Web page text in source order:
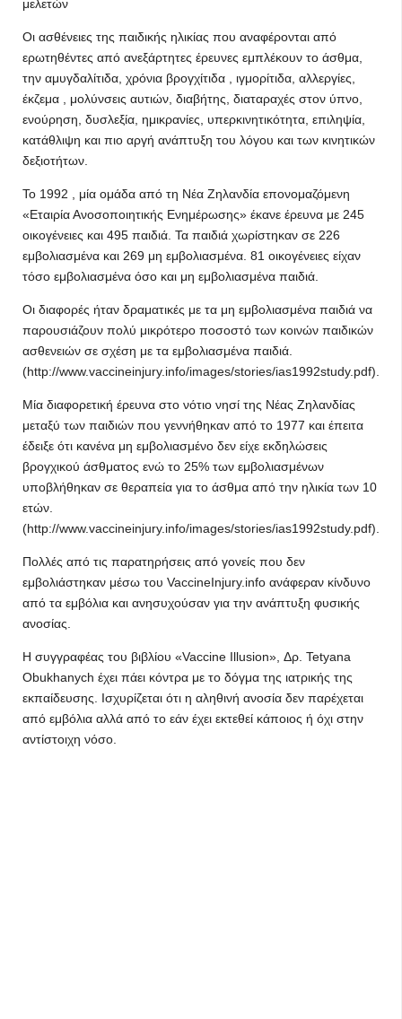
μελετών
Οι ασθένειες της παιδικής ηλικίας που αναφέρονται από
ερωτηθέντες από ανεξάρτητες έρευνες εμπλέκουν το άσθμα,
την αμυγδαλίτιδα, χρόνια βρογχίτιδα , ιγμορίτιδα, αλλεργίες,
έκζεμα , μολύνσεις αυτιών, διαβήτης, διαταραχές στον ύπνο,
ενούρηση, δυσλεξία, ημικρανίες, υπερκινητικότητα, επιληψία,
κατάθλιψη και πιο αργή ανάπτυξη του λόγου και των κινητικών
δεξιοτήτων.
Το 1992 , μία ομάδα από τη Νέα Ζηλανδία επονομαζόμενη
«Εταιρία Ανοσοποιητικής Ενημέρωσης» έκανε έρευνα με 245
οικογένειες και 495 παιδιά. Τα παιδιά χωρίστηκαν σε 226
εμβολιασμένα και 269 μη εμβολιασμένα. 81 οικογένειες είχαν
τόσο εμβολιασμένα όσο και μη εμβολιασμένα παιδιά.
Οι διαφορές ήταν δραματικές με τα μη εμβολιασμένα παιδιά να
παρουσιάζουν πολύ μικρότερο ποσοστό των κοινών παιδικών
ασθενειών σε σχέση με τα εμβολιασμένα παιδιά.
(http://www.vaccineinjury.info/images/stories/ias1992study.pdf).
Μία διαφορετική έρευνα στο νότιο νησί της Νέας Ζηλανδίας
μεταξύ των παιδιών που γεννήθηκαν από το 1977 και έπειτα
έδειξε ότι κανένα μη εμβολιασμένο δεν είχε εκδηλώσεις
βρογχικού άσθματος ενώ το 25% των εμβολιασμένων
υποβλήθηκαν σε θεραπεία για το άσθμα από την ηλικία των 10
ετών.
(http://www.vaccineinjury.info/images/stories/ias1992study.pdf).
Πολλές από τις παρατηρήσεις από γονείς που δεν
εμβολιάστηκαν μέσω του VaccineInjury.info ανάφεραν κίνδυνο
από τα εμβόλια και ανησυχούσαν για την ανάπτυξη φυσικής
ανοσίας.
Η συγγραφέας του βιβλίου «Vaccine Illusion», Δρ. Tetyana
Obukhanych έχει πάει κόντρα με το δόγμα της ιατρικής της
εκπαίδευσης. Ισχυρίζεται ότι η αληθινή ανοσία δεν παρέχεται
από εμβόλια αλλά από το εάν έχει εκτεθεί κάποιος ή όχι στην
αντίστοιχη νόσο.